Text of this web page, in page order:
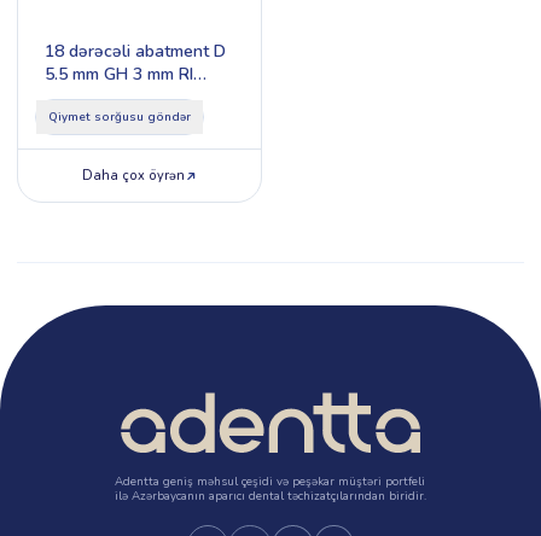
18 dərəcəli abatment D
5.5 mm GH 3 mm RI
Type 2
Qiymet sorğusu göndər
Daha çox öyrən
Adentta geniş məhsul çeşidi və peşəkar müştəri portfeli
ilə Azərbaycanın aparıcı dental təchizatçılarından biridir.